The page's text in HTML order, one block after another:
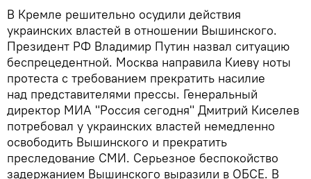
В Кремле решительно осудили действия
украинских властей в отношении Вышинского.
Президент РФ Владимир Путин назвал ситуацию
беспрецедентной. Москва направила Киеву ноты
протеста с требованием прекратить насилие
над представителями прессы. Генеральный
директор МИА "Россия сегодня" Дмитрий Киселев
потребовал у украинских властей немедленно
освободить Вышинского и прекратить
преследование СМИ. Серьезное беспокойство
задержанием Вышинского выразили в ОБСЕ. В